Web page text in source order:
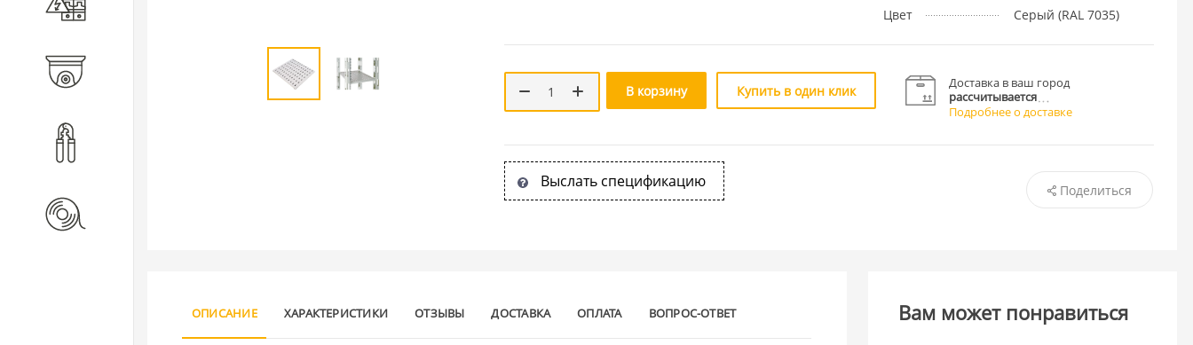
Цвет
Cерый (RAL 7035)
В корзину Купить в один клик
Доставка в ваш город
рассчитывается
Подробнее о доставке
Выслать спецификацию Поделиться
ОПИСАНИЕ ХАРАКТЕРИСТИКИ ОТЗЫВЫ ДОСТАВКА ОПЛАТА ВОПРОС-ОТВЕТ Вам может понравиться